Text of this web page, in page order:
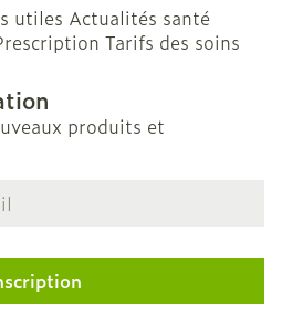
utiles Actualités santé
Tarifs des soins
produits et